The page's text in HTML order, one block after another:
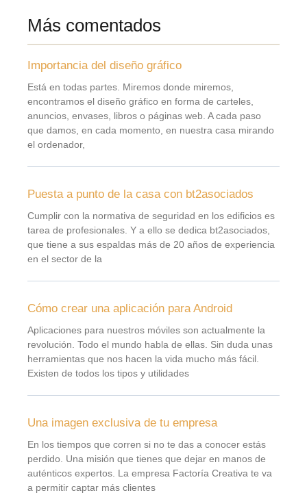
Más comentados
Importancia del diseño gráfico
Está en todas partes. Miremos donde miremos,
encontramos el diseño gráfico en forma de carteles,
anuncios, envases, libros o páginas web. A cada paso
que damos, en cada momento, en nuestra casa mirando
el ordenador,
Puesta a punto de la casa con bt2asociados
Cumplir con la normativa de seguridad en los edificios es
tarea de profesionales. Y a ello se dedica bt2asociados,
que tiene a sus espaldas más de 20 años de experiencia
en el sector de la
Cómo crear una aplicación para Android
Aplicaciones para nuestros móviles son actualmente la
revolución. Todo el mundo habla de ellas. Sin duda unas
herramientas que nos hacen la vida mucho más fácil.
Existen de todos los tipos y utilidades
Una imagen exclusiva de tu empresa
En los tiempos que corren si no te das a conocer estás
perdido. Una misión que tienes que dejar en manos de
auténticos expertos. La empresa Factoría Creativa te va
a permitir captar más clientes